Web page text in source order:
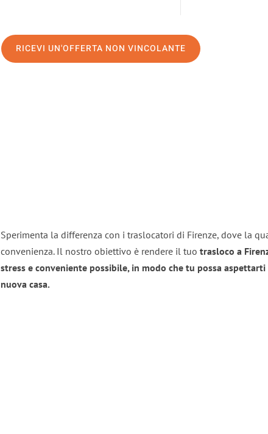
RICEVI UN'OFFERTA NON VINCOLANTE
Sperimenta la differenza con i traslocatori di Firenze, dove la
convenienza. Il nostro obiettivo è rendere il tuo trasloco a
stress e conveniente possibile, in modo che tu possa
nuova casa.